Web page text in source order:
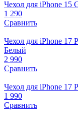
Чехол для iPhone 15
1 290
Сравнить
Чехол для iPhone 17
Белый
2 990
Сравнить
Чехол для iPhone 17
1 990
Сравнить